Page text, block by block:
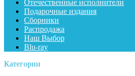
Отечественные исполнители
Подарочные издания
Сборники
Распродажа
Наш Выбор
Blu-ray
Категории